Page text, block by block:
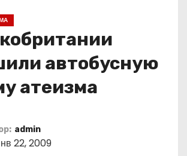
автобусную
атеизма
admin
22, 2009